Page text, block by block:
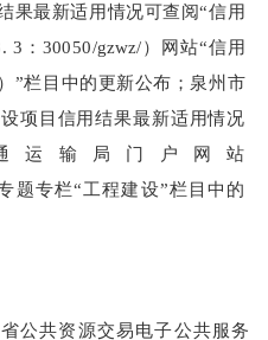
果最新适用情况可查阅“信用
. 3 ： 30050/gzwz/）网站“信用
”栏目中的更新公布；泉州市
项目信用结果最新适用情况
运输局门户 网站
题专栏“工程建设”栏目中的
公共资源交易电子公共服务